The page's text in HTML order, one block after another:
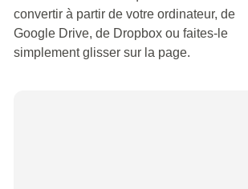
convertir à partir de votre ordinateur, de
Google Drive, de Dropbox ou faites-le
simplement glisser sur la page.